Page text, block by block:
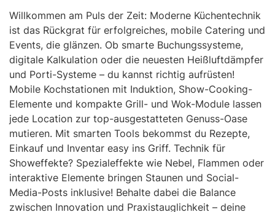
Willkommen am Puls der Zeit: Moderne Küchentechnik
ist das Rückgrat für erfolgreiches, mobile Catering und
Events, die glänzen. Ob smarte Buchungssysteme,
digitale Kalkulation oder die neuesten Heißluftdämpfer
und Porti-Systeme – du kannst richtig aufrüsten!
Mobile Kochstationen mit Induktion, Show-Cooking-
Elemente und kompakte Grill- und Wok-Module lassen
jede Location zur top-ausgestatteten Genuss-Oase
mutieren. Mit smarten Tools bekommst du Rezepte,
Einkauf und Inventar easy ins Griff. Technik für
Showeffekte? Spezialeffekte wie Nebel, Flammen oder
interaktive Elemente bringen Staunen und Social-
Media-Posts inklusive! Behalte dabei die Balance
zwischen Innovation und Praxistauglichkeit – deine